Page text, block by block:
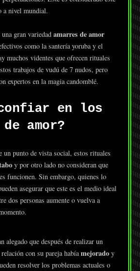
a nivel mundial.
gran variedad amarres de amor
como la santería yoruba y el
muchos videntes que ofrecen rituales
trabajos de vudú de 7 nudos, pero
expertos en la magia candomblé.
confiar en los
amor?
un punto de vista social, estos rituales
y por otro lado no consideran que
funcionen. Sin embargo, quienes lo
asegurar que este es el medio ideal
dos personas aumente o vuelva a
alegado que después de realizar un
con su pareja habíamejoradoy
resolver los problemas actuales o